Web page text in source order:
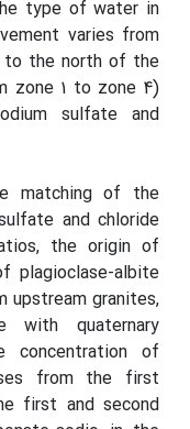
type of water in
varies from
to the north of the
zone 1 to zone 4)
sulfate and
matching of the
and chloride
the origin of
plagioclase-albite
upstream granites,
with quaternary
concentration of
from the first
first and second